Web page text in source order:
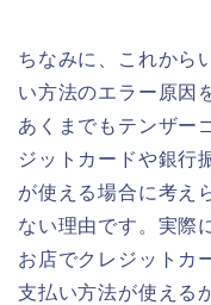
ちなみに、これから
い方法のエラー原因
あくまでもテンザー
ジットカードや銀行
が使える場合に考え
ない理由です。実際
お店でクレジットカ
支払い方法が使える